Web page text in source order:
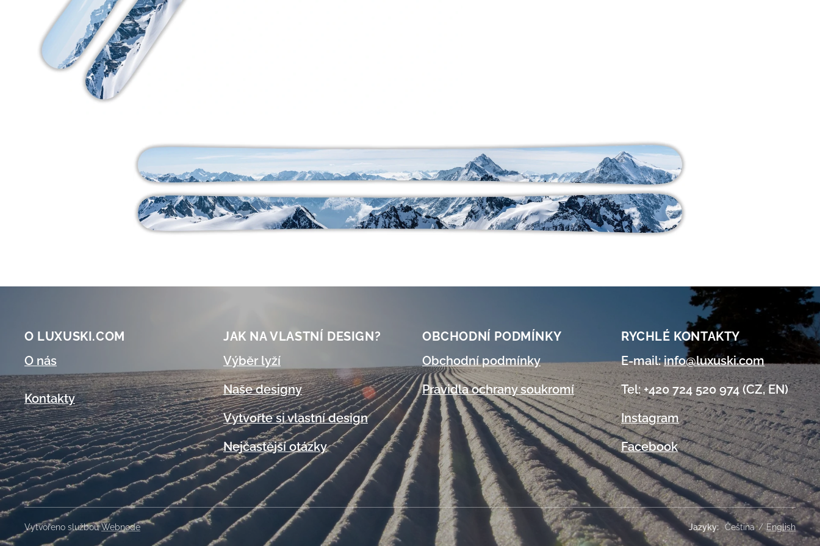
O LUXUSKI.COM
O nás
Kontakty
JAK NA VLASTNÍ DESIGN?
Výběr lyží
Naše designy
Vytvořte si vlastní design
Nejčastější otázky
OBCHODNÍ PODMÍNKY
Obchodní podmínky
Pravidla ochrany soukromí
RYCHLÉ KONTAKTY
E-mail:info@luxuski.com
Tel: +420 724 520 974 (CZ, EN)
Instagram
Facebook
Vytvořeno službouWebnode Jazyky Čeština English